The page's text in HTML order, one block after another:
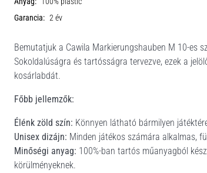
Garancia: 2 év
Bemutatjuk a Cawila Markierungshauben M 10-es
Sokoldalúságra és tartósságra tervezve, ezek a
kosárlabdát.
Főbb jellemzők:
Élénk zöld szín: Könnyen látható bármilyen
Unisex dizájn: Minden játékos számára alkalmas,
Minőségi anyag: 100%-ban tartós műanyagból
körülményeknek.